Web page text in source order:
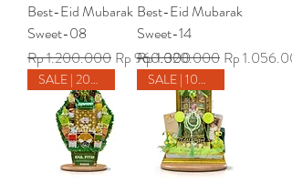
Best-Eid Mubarak
Sweet-08
Harga Reguler
Rp 1.200.000 Harga Promosi
Rp 960.000
Best-Eid Mubarak
Sweet-14
Harga Reguler
Rp 1.320.000 Harga
Rp
SALE | 20% Off SALE | 10% off